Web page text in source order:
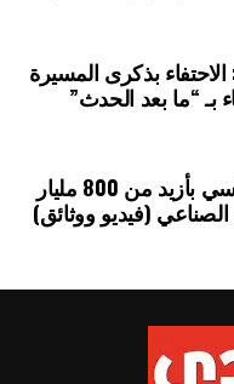
الاحتفاء بذكرى المسيرة
بـ “ما بعد الحدث”
رقم معاملات قياسي بأزيد من 800 مليار
(فيديو ووثائق)